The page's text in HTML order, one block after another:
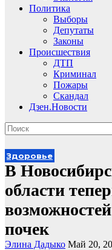
Политика
Выборы
Депутаты
Законы
Происшествия
ДТП
Криминал
Пожары
Скандал
Дзен.Новости
Здоровье
В
области
почек
Элина Дадыко Май 20,